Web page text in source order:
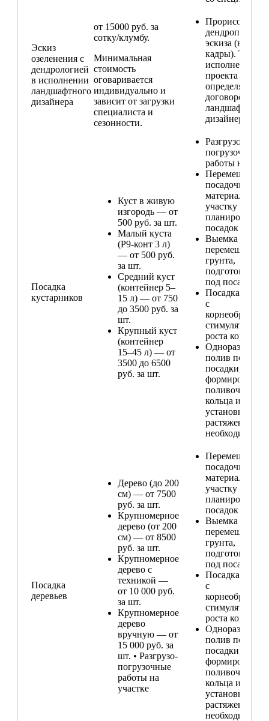
Эскиз
озеленения с
дендрологией
в исполнении
ландшафтного
дизайнера
от 15000 руб. за
сотку/клумбу.
Минимальная
стоимость
оговаривается
индивидуально и
зависит от загрузки
специалиста и
сезонности.
Прорисовка
дендроплана и
эскиза
кадры).
исполнения
проекта
определяется
ландшафтным
дизайнером
Посадка
кустарников
Куст в живую
изгородь — от
500 руб. за шт.
Малый куста
(Р9-конт 3 л)
— от 500 руб.
за шт.
Средний куст
(контейнер 5–
15 л) — от 750
до 3500 руб. за
шт.
Крупный куст
(контейнер
15–45 л) — от
3500 до 6500
руб. за шт.
Разгрузо-
погрузочные
работы на
Перемещение
посадочного
материала по
участку и
планирование
посадок
Выемка и
перемещение
грунта,
подготовка
под посадку
Посадка
с
стимулятором
роста корней
Одноразовый
полив после
посадки,
формирование
поливочного
кольца и
установка
растяжек (при
Посадка
деревьев
Дерево (до 200
см) — от 7500
руб. за шт.
Крупномерное
дерево (от 200
см) — от 8500
руб. за шт.
Крупномерное
дерево с
техникой —
от 10 000 руб.
за шт.
Крупномерное
дерево
вручную — от
15 000 руб. за
шт. • Разгрузо-
погрузочные
работы на
участке
Перемещение
посадочного
материала по
участку и
планирование
посадок
Выемка и
перемещение
грунта,
подготовка
под посадку
Посадка
с
стимулятором
роста корней
Одноразовый
полив после
посадки,
формирование
поливочного
кольца и
установка
растяжек (при